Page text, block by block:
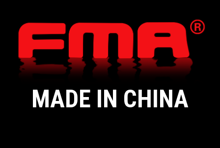
MADE IN CHINA